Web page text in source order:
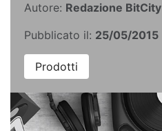
Autore: Redazione BitCity
Pubblicato il: 25/05/2015
Prodotti